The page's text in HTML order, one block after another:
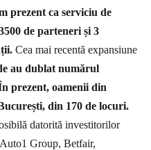
prezent ca serviciu de
de parteneri și 3
Cea mai recentă expansiune
au dublat numărul
prezent, oamenii din
din 170 de locuri.
datorită investitorilor
Group, Betfair,